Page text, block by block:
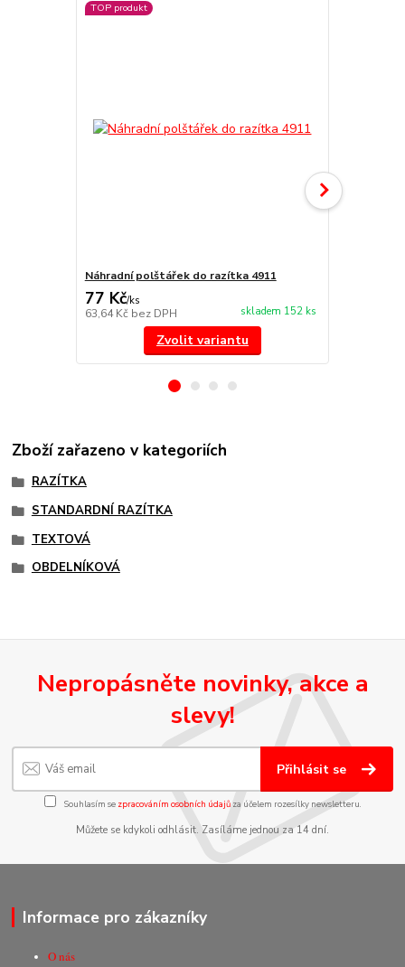
TOP produkt
Náhradní polštářek do razítka 4911
77 Kč/ks
63,64 Kč bez DPH skladem 152 ks
Zvolit variantu
Zboží zařazeno v kategoriích
RAZÍTKA
STANDARDNÍ RAZÍTKA
TEXTOVÁ
OBDELNÍKOVÁ
Nepropásněte novinky, akce a
slevy!
Přihlásit se
Souhlasím se zpracováním osobních údajůza účelem rozesílky newsletteru.
Můžete se kdykoli odhlásit. Zasíláme jednou za 14 dní.
Informace pro zákazníky
O nás